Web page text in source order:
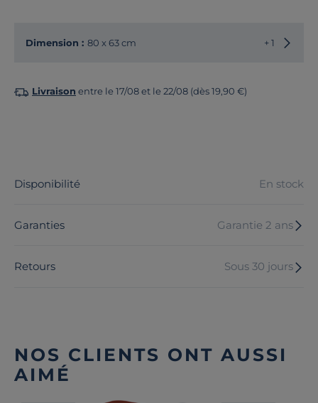
Dimension : 80 x 63 cm + 1
Livraison entre le 17/08 et le 22/08 (dès 19,90 €)
Disponibilité En stock
Garanties Garantie 2 ans
Retours Sous 30 jours
NOS CLIENTS ONT AUSSI
AIMÉ